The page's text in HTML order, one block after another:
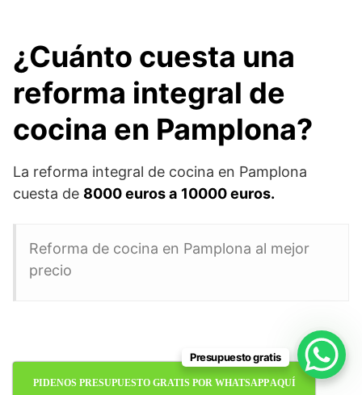
¿Cuánto cuesta una
reforma integral de
cocina en Pamplona?
La reforma integral de cocina en Pamplona
cuesta de 8000 euros a 10000 euros.
Reforma de cocina en Pamplona al mejor
precio
PIDENOS PRESUPUESTO GRATIS POR WHATSAPP AQUÍ
Presupuesto gratis